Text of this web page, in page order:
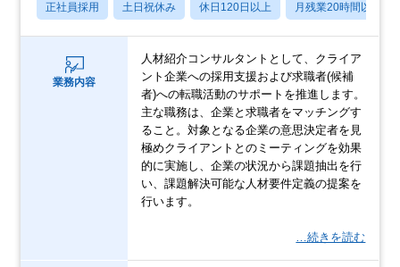
正社員採用 土日祝休み 休日120日以上 月残業20時間以内
業務内容
人材紹介コンサルタントとして、クライア
ント企業への採用支援および求職者(候補
者)への転職活動のサポートを推進します。
主な職務は、企業と求職者をマッチングす
ること。対象となる企業の意思決定者を見
極めクライアントとのミーティングを効果
的に実施し、企業の状況から課題抽出を行
い、課題解決可能な人材要件定義の提案を
行います。
…続きを読む